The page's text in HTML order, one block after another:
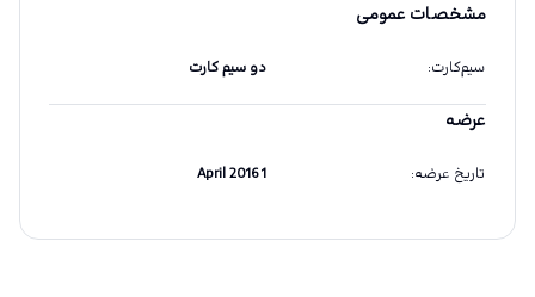
مشخصات عمومی
سیم‌کارت: دو سیم کارت
عرضه
تاریخ عرضه:
1 April 2016